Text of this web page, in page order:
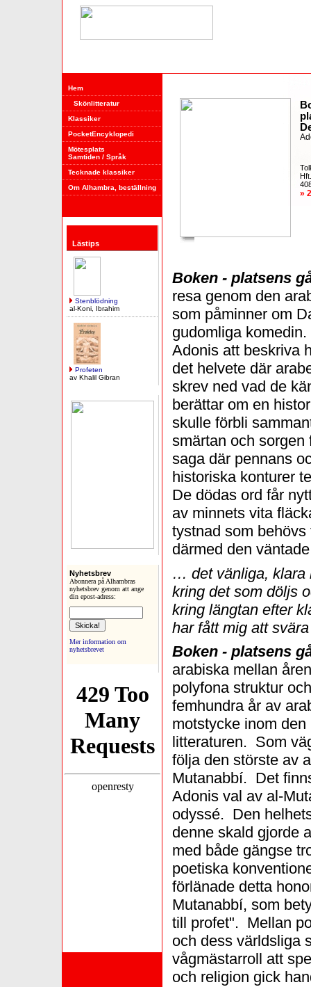
Hem
Skönlitteratur
Klassiker
PocketEncyklopedi
Mötesplats
Samtiden / Språk
Tecknade klassiker
Om Alhambra, beställning
Lästips
Stenblödning
al-Koni, Ibrahim
Profeten
av Khalil Gibran
Nyhetsbrev
Abonnera på Alhambras
nyhetsbrev genom att ange
din epost-adress:
Mer information om
nyhetsbrevet
»
Boken - platsens
resa genom den
som påminner om
gudomliga
Adonis att beskriva
det helvete där
skrev ned vad de
berättar om en
skulle förbli
smärtan och
saga där pennans
historiska konturer
De dödas ord får
av minnets vita
tystnad som
därmed den
… det vänliga, klara
kring det som döljs
kring längtan efter
har fått mig att
Boken - platsens
arabiska mellan
polyfona struktur
femhundra år av
motstycke inom
litteraturen. Som
följa den störste av
Mutanabbí. Det
Adonis val av al-
odyssé. Den
denne skald gjorde
med både gängse
poetiska
förlänade detta
Mutanabbí, som
till profet". Mellan
och dess världsliga
vågmästarroll att
och religion gick